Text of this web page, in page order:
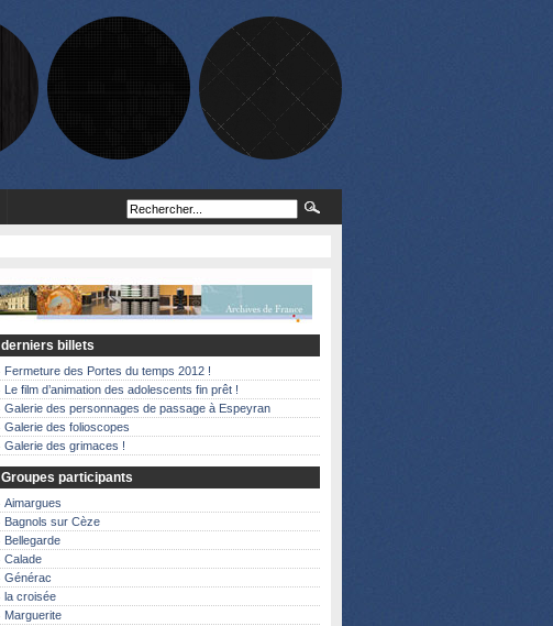
derniers billets
Fermeture des Portes du temps 2012 !
Le film d’animation des adolescents fin prêt !
Galerie des personnages de passage à Espeyran
Galerie des folioscopes
Galerie des grimaces !
Groupes participants
Aimargues
Bagnols sur Cèze
Bellegarde
Calade
Générac
la croisée
Marguerite